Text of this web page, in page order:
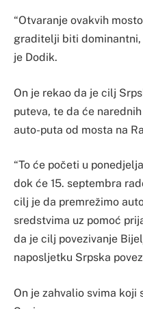
“Otvaranje ovakvih
graditelji biti dominantni,
je Dodik.
On je rekao da je cilj
puteva, te da će
auto-puta od mosta na
“To će početi u
dok će 15. septembra
cilj je da premrežimo
sredstvima uz pomoć
da je cilj povezivanje
naposljetku Srpska
On je zahvalio svima koji